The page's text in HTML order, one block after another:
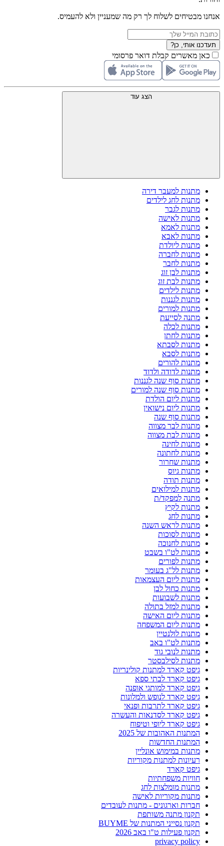
אנחנו מבטיחים לשלוח לך רק מה שמעניין ולא להעמיס.
תעדכנו אותי, כן?
כאן מאשרים קבלת דואר פרסומי
הצג עוד
מתנות למעבר דירה
מתנות לחג לילדים
מתנות לגבר
מתנות לאישה
מתנות לאמא
מתנות לאבא
מתנות ליולדת
מתנות לחברה
מתנות לחבר
מתנות לבן זוג
מתנות לבת זוג
מתנות לילדים
מתנות לגננות
מתנות למורים
מתנה לסייעת
מתנות לכלה
מתנות לחתן
מתנות לסבתא
מתנות לסבא
מתנות להורים
מתנות לדודה ולדוד
מתנות סוף שנה לגננות
מתנות סוף שנה למורים
מתנות ליום הולדת
מתנות ליום נישואין
מתנות סוף שנה
מתנות לבר מצווה
מתנות לבת מצווה
מתנות לחינה
מתנות לחתונה
מתנות שחרור
מתנות גיוס
מתנות תודה
מתנות למילואים
מתנה למפקד/ת
מתנות לקיץ
מתנות לחג
מתנות לראש השנה
מתנות לסוכות
מתנות לחנוכה
מתנות לט"ו בשבט
מתנות לפורים
מתנות לל"ג בעומר
מתנות ליום העצמאות
מתנות כחול לבן
מתנות לשבועות
מתנות למזל בתולה
מתנות ליום האישה
מתנות ליום המשפחה
מתנות לולנטיין
מתנות לט"ו באב
מתנות לנובי גוד
מתנות לסילבסטר
גיפט קארד למתנות קולינריות
גיפט קארד לבתי ספא
גיפט קארד למותגי אופנה
גיפט קארד לנופש ולמלונות
גיפט קארד לתרבות ופנאי
גיפט קארד לסדנאות והעשרה
גיפט קארד ליופי וטיפוח
המתנות האהובות של 2025
המתנות החדשות
מתנות במימוש אונליין
רעיונות למתנות מקוריות
גיפט קארד
חוויות משפחתיות
מתנות מומלצות לחג
מתנות מקוריות לאישה
חברות וארגונים - מתנות לעובדים
תקנון מתנה משותפת
תקנון נסייני המתנות של BUYME
תקנון פעילות ט"ו באב 2026
privacy policy